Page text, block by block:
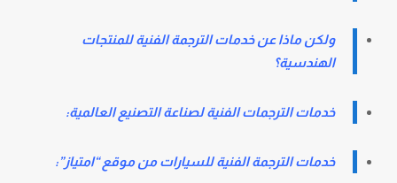
ولكن ماذا عن خدمات الترجمة الفنية للمنتجات
الهندسية؟
خدمات الترجمات الفنية لصناعة التصنيع العالمية:
خدمات الترجمة الفنية للسيارات من موقع “امتياز”: